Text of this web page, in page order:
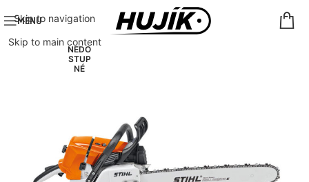
Skip to navigation
Skip to main content
MENU
NEDO
STUP
NÉ